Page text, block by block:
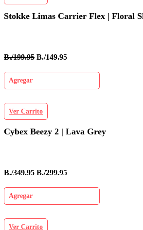
Stokke Limas Carrier Flex | Floral
B./199.95 B./149.95
Agregar
Ver Carrito
Cybex Beezy 2 | Lava Grey
B./349.95 B./299.95
Agregar
Ver Carrito